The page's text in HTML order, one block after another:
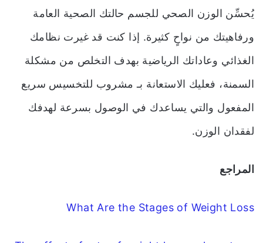
يُحسِّن الوزن الصحي للجسم حالتك الصحية العامة
ورفاهيتك من نواحٍ كثيرة. إذا كنت قد غيرت نظامك
الغذائي وعاداتك الرياضية بهدف التخلص من مشكلة
السمنة، فعليك الاستعانة بـ مشروب للتخسيس سريع
المفعول والتي يساعدك في الوصول بسرعة لهدفك
لفقدان الوزن.
المراجع
What Are the Stages of Weight Loss